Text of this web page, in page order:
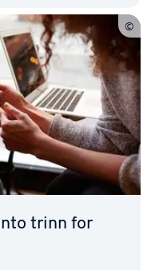
trinn for